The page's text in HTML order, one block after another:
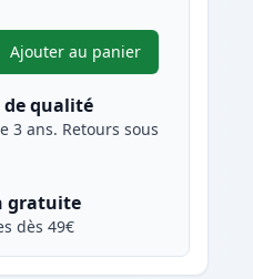
ajuster
Ajouter au panier
,Pack de 4 Canon 718
qualité
3 ans. Retours sous
gratuite
dès 49€